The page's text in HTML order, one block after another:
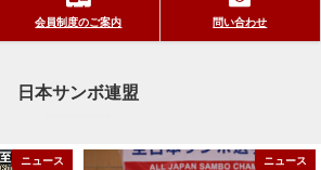
会員制度のご案内 問い合わせ
日本サンボ連盟
ニュース ニュース